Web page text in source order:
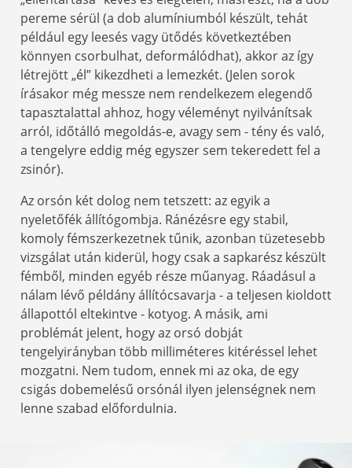
pereme sérül (a dob alumíniumból készült, tehát
például egy leesés vagy ütődés következtében
könnyen csorbulhat, deformálódhat), akkor az így
létrejött „él” kikezdheti a lemezkét. (Jelen sorok
írásakor még messze nem rendelkezem elegendő
tapasztalattal ahhoz, hogy véleményt nyilvánítsak
arról, időtálló megoldás-e, avagy sem - tény és való,
a tengelyre eddig még egyszer sem tekeredett fel a
zsinór).
Az orsón két dolog nem tetszett: az egyik a
nyeletőfék állítógombja. Ránézésre egy stabil,
komoly fémszerkezetnek tűnik, azonban tüzetesebb
vizsgálat után kiderül, hogy csak a sapkarész készült
fémből, minden egyéb része műanyag. Ráadásul a
nálam lévő példány állítócsavarja - a teljesen kioldott
állapottól eltekintve - kotyog. A másik, ami
problémát jelent, hogy az orsó dobját
tengelyirányban több milliméteres kitéréssel lehet
mozgatni. Nem tudom, ennek mi az oka, de egy
csigás dobemelésű orsónál ilyen jelenségnek nem
lenne szabad előfordulnia.